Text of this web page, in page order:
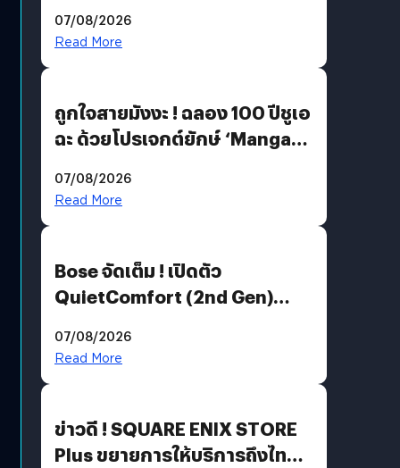
07/08/2026
Read More
ถูกใจสายมังงะ ! ฉลอง 100 ปีชูเอ
ฉะ ด้วยโปรเจกต์ยักษ์ ‘Manga
มีภาษาไทยด้วย
07/08/2026
Read More
Bose จัดเต็ม ! เปิดตัว
QuietComfort (2nd Gen)
07/08/2026
Read More
ข่าวดี ! SQUARE ENIX STORE
Plus ขยายการให้บริการถึงไทย